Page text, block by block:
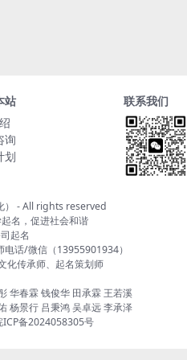
站
询
划
联系我们
- All rights reserved
名，促进社会和谐
起名
话/微信（13955901934）
化传承师、起名策划师
华春霖 钱俊华 田承霖 王若溪
杨景行 吕秉鸿 吴卓远 李承泽
ICP备2024058305号